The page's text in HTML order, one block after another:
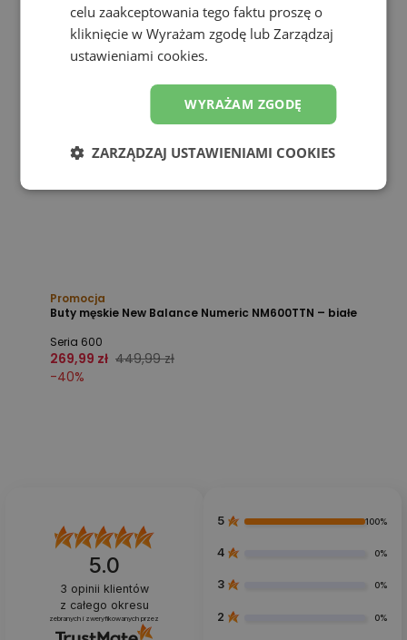
Promocja
Buty męskie New Balance Numeric NM600TTN – białe
Seria 600
269,99 zł 449,99 zł
-40%
5.0
3 opinii klientów
z całego okresu
zebranych i zweryfikowanych przez
5 100%
4 0%
3 0%
2 0%
celu zaakceptowania tego faktu proszę o
kliknięcie w Wyrażam zgodę lub Zarządzaj
ustawieniami cookies.
WYRAŻAM ZGODĘ
ZARZĄDZAJ USTAWIENIAMI COOKIES